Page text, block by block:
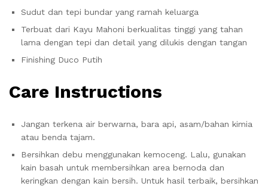
Sudut dan tepi bundar yang ramah keluarga
Terbuat dari Kayu Mahoni berkualitas tinggi yang tahan
lama dengan tepi dan detail yang dilukis dengan tangan
Finishing Duco Putih
Care Instructions
Jangan terkena air berwarna, bara api, asam/bahan kimia
atau benda tajam.
Bersihkan debu menggunakan kemoceng. Lalu, gunakan
kain basah untuk membersihkan area bernoda dan
keringkan dengan kain bersih. Untuk hasil terbaik, bersihkan